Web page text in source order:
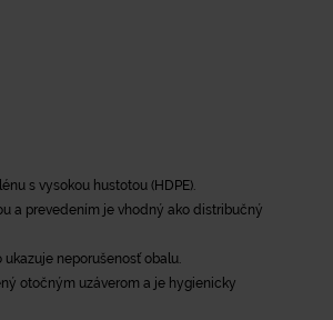
s vysokou hustotou (HDPE).
a prevedením je vhodný ako distribučný
neporušenosť obalu.
otočným uzáverom a je hygienicky